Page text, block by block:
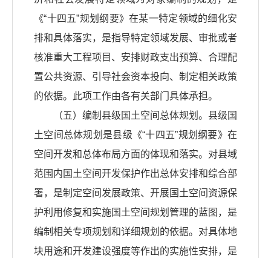
《“十四五”规划纲要》在某一特定领域的细化安
排和具体落实，是指导特定领域发展、审批或者
核准重大工程项目、安排财政支出预算、合理配
置公共资源、引导社会资本投向、制定相关政策
的依据。此项工作由各有关部门具体承担。
（五）编制县级国土空间总体规划。县级国
土空间总体规划是县级《“十四五”规划纲要》在
空间开发和总体布局方面的体现和落实。对县域
范围内国土空间开发保护作出总体安排和综合部
署，是制定空间发展政策、开展国土空间资源保
护利用修复和实施国土空间规划管理的蓝图，是
编制相关专项规划和详细规划的依据。对具体地
块用途和开发建设强度等作出的实施性安排，是